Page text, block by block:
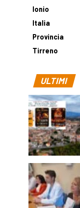
Ionio
Italia
Provincia
Tirreno
ULTIMI